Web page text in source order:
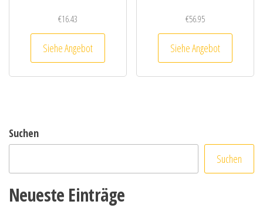
€16.43
Siehe Angebot
€56.95
Siehe Angebot
Suchen
Suchen
Neueste Einträge